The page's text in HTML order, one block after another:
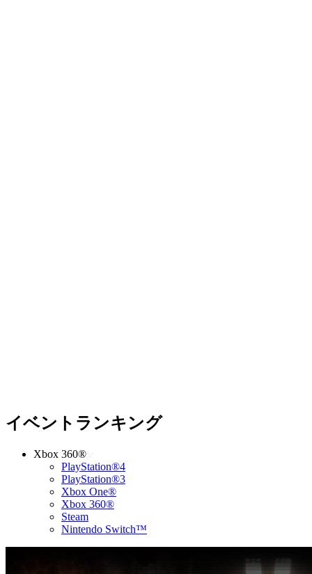
イベントランキング
Xbox 360®
PlayStation®4
PlayStation®3
Xbox One®
Xbox 360®
Steam
Nintendo Switch™